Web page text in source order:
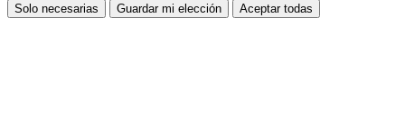
Solo necesarias Guardar mi elección Aceptar todas